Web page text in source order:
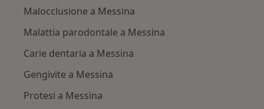
Malocclusione a Messina
Malattia parodontale a Messina
Carie dentaria a Messina
Gengivite a Messina
Protesi a Messina